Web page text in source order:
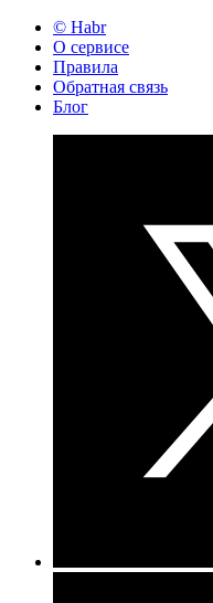
© Habr
О сервисе
Правила
Обратная связь
Блог